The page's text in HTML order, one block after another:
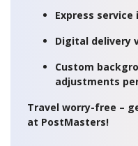
Express service
Digital delivery
Custom
adjustments
Travel worry-free –
at PostMasters!